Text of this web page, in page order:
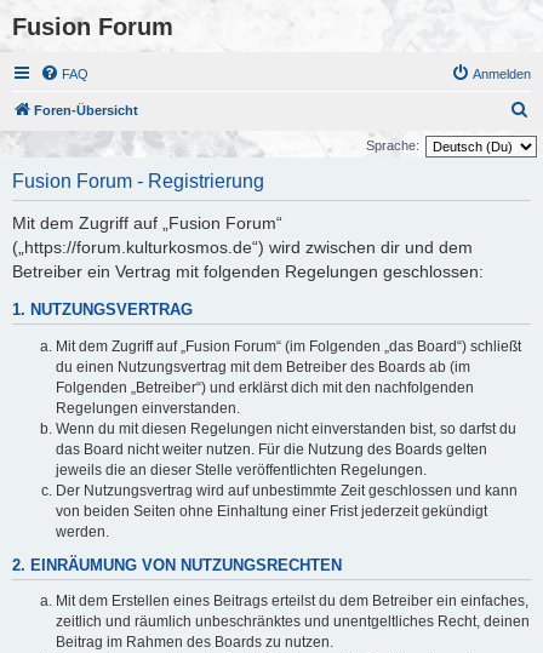
Fusion Forum
FAQ Anmelden
Foren-Übersicht
u
Sprache:
Fusion Forum - Registrierung
Mit dem Zugriff auf „Fusion Forum“
(„https://forum.kulturkosmos.de“) wird zwischen dir und dem
Betreiber ein Vertrag mit folgenden Regelungen geschlossen:
1. NUTZUNGSVERTRAG
Mit dem Zugriff auf „Fusion Forum“ (im Folgenden „das Board“) schließt
du einen Nutzungsvertrag mit dem Betreiber des Boards ab (im
Folgenden „Betreiber“) und erklärst dich mit den nachfolgenden
Regelungen einverstanden.
Wenn du mit diesen Regelungen nicht einverstanden bist, so darfst du
das Board nicht weiter nutzen. Für die Nutzung des Boards gelten
jeweils die an dieser Stelle veröffentlichten Regelungen.
Der Nutzungsvertrag wird auf unbestimmte Zeit geschlossen und kann
von beiden Seiten ohne Einhaltung einer Frist jederzeit gekündigt
werden.
2. EINRÄUMUNG VON NUTZUNGSRECHTEN
Mit dem Erstellen eines Beitrags erteilst du dem Betreiber ein einfaches,
zeitlich und räumlich unbeschränktes und unentgeltliches Recht, deinen
Beitrag im Rahmen des Boards zu nutzen.